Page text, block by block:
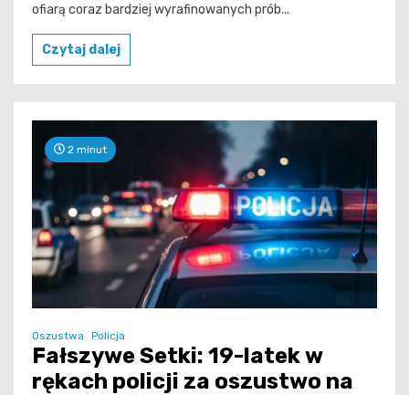
ofiarą coraz bardziej wyrafinowanych prób...
Czytaj dalej
2 minut
Oszustwa Policja
Fałszywe Setki: 19-latek w
rękach policji za oszustwo na